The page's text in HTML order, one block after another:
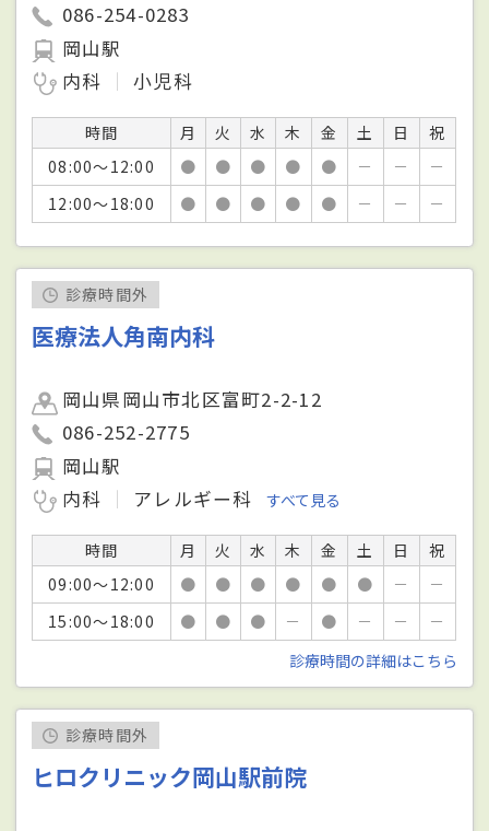
086-254-0283
岡山駅
内科
小児科
時間 月 火 水 木 金 土 日
祝
08:00～12:00
● ● ● ● ● － －
－
12:00～18:00
● ● ● ● ● － － －
診療時間外
医療法人角南内科
岡山県岡山市北区富町2-2-12
086-252-2775
岡山駅
内科
アレルギー科 すべて見る
時間 月 火 水 木 金 土 日
祝
09:00～12:00
● ● ● ● ● ● －
－
15:00～18:00
● ● ● － ● － －
－
診療時間の詳細はこちら
診療時間外
ヒロクリニック岡山駅前院